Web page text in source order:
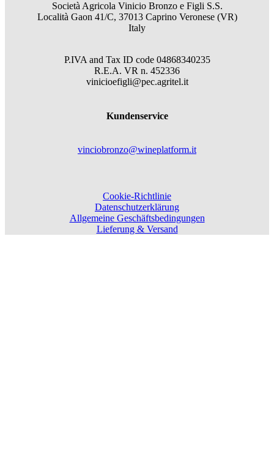
Società Agricola Vinicio Bronzo e Figli S.S.
Località Gaon 41/C, 37013 Caprino Veronese (VR)
Italy
P.IVA and Tax ID code 04868340235
R.E.A. VR n. 452336
vinicioefigli@pec.agritel.it
Kundenservice
vinciobronzo@wineplatform.it
Cookie-Richtlinie
Datenschutzerklärung
Allgemeine Geschäftsbedingungen
Lieferung & Versand